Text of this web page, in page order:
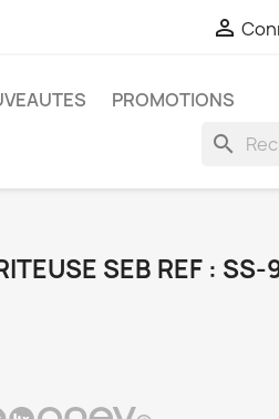

PROMOTIONS
search
SEB REF :